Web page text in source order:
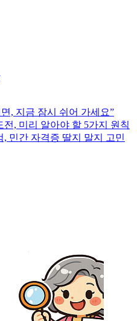
, 지금 잠시 쉬어 가세요”
, 미리 알아야 할 5가지 원칙
민간 자격증 딸지 말지 고민